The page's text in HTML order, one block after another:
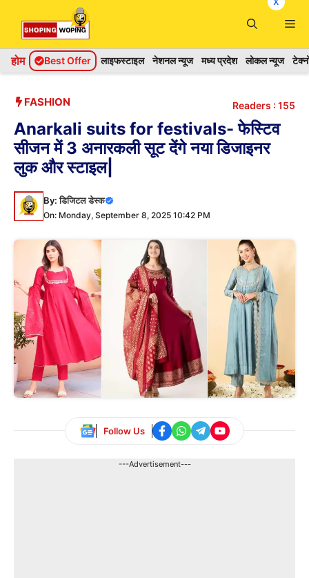
content
होम Best Offer लाइफस्टाइल नेशनल न्यूज मध्य प्रदेश लोकल न्यूज
FASHION Readers : 155
Anarkali suits for festivals- फेस्टिव
सीजन में 3 अनारकली सूट देंगे नया डिजाइनर
लुक और स्टाइल|
By:डिजिटल डेस्क
On: Monday, September 8, 2025 10:42 PM
Follow Us
---Advertisement---